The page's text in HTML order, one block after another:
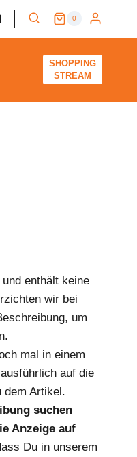
0
SHOPPING
STREAM
und enthält keine
wir bei
um
mal in einem
auf die
dem Artikel.
suchen
Anzeige auf
Du in unserem